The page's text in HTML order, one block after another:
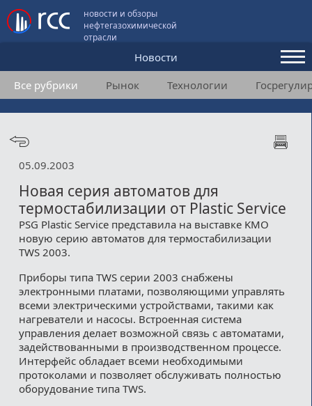
новости и обзоры
нефтегазохимической
отрасли
Новости
Аналитика и мнения
Конференции
Пользовательское соглашение
Контакты
Все рубрики Рынок Технологии
05.09.2003
Новая серия автоматов для
термостабилизации от Plastic Service
PSG Plastic Service представила на выставке KMO
новую серию автоматов для термостабилизации
TWS 2003.
Приборы типа TWS серии 2003 снабжены
электронными платами, позволяющими управлять
всеми электрическими устройствами, такими как
нагреватели и насосы. Встроенная система
управления делает возможной связь с автоматами,
задействованными в производственном процессе.
Интерфейс обладает всеми необходимыми
протоколами и позволяет обслуживать полностью
оборудование типа TWS.